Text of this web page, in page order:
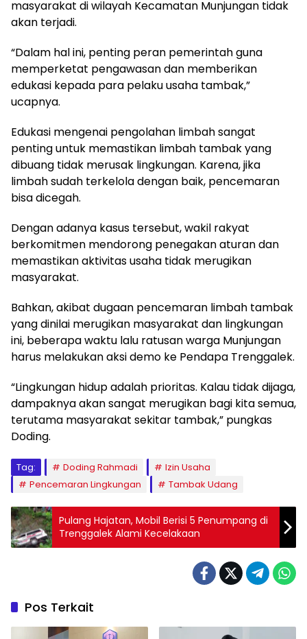
masyarakat di wilayah Kecamatan Munjungan tidak
akan terjadi.
“Dalam hal ini, penting peran pemerintah guna
memperketat pengawasan dan memberikan
edukasi kepada para pelaku usaha tambak,”
ucapnya.
Edukasi mengenai pengolahan limbah sangat
penting untuk memastikan limbah tambak yang
dibuang tidak merusak lingkungan. Karena, jika
limbah sudah terkelola dengan baik, pencemaran
bisa dicegah.
Dengan adanya kasus tersebut, wakil rakyat
berkomitmen mendorong penegakan aturan dan
memastikan aktivitas usaha tidak merugikan
masyarakat.
Bahkan, akibat dugaan pencemaran limbah tambak
yang dinilai merugikan masyarakat dan lingkungan
ini, beberapa waktu lalu ratusan warga Munjungan
harus melakukan aksi demo ke Pendapa Trenggalek.
“Lingkungan hidup adalah prioritas. Kalau tidak dijaga,
dampaknya akan sangat merugikan bagi kita semua,
terutama masyarakat sekitar tambak,” pungkas
Doding.
Tag: Doding Rahmadi
Izin Usaha
Pencemaran Lingkungan
Tambak Udang
Pulang Hajatan, Mobil Berisi 5 Penumpang di
Trenggalek Alami Kecelakaan
Pos Terkait